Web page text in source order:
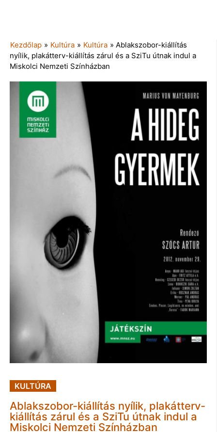
Kezdőlap » Kultúra » Kultúra » Ablakszobor-kiállítás
nyílik, plakátterv-kiállítás zárul és a SziTu útnak indul a
Miskolci Nemzeti Színházban
KULTÚRA
Ablakszobor-kiállítás nyílik, plakátterv-
kiállítás zárul és a SziTu útnak indul a
Miskolci Nemzeti Színházban